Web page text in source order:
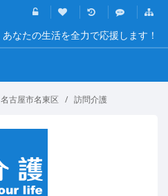
あなたの生活を全力で応援します！
名古屋市名東区 訪問介護